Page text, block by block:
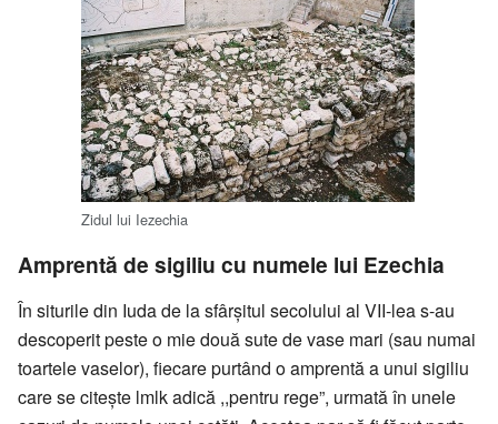
Zidul lui Iezechia
Amprentă de sigiliu cu numele lui Ezechia
În siturile din Iuda de la sfârşitul secolului al VII-lea s-au
descoperit peste o mie două sute de vase mari (sau numai
toartele vaselor), fiecare purtând o amprentă a unui sigiliu
care se citeşte lmlk adică ,,pentru rege”, urmată în unele